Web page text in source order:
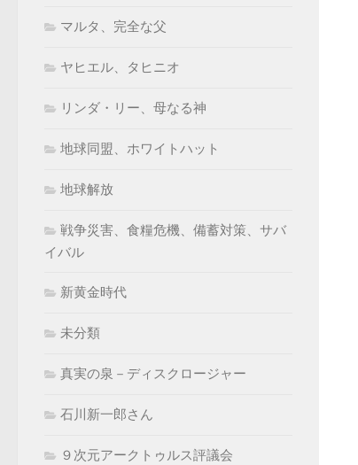
マルタ、完全な父
ヤヒエル、タヒニオ
リンダ・リー、母なる神
地球同盟、ホワイトハット
地球解放
戦争災害、食糧危機、備蓄対策、サバ
イバル
新黄金時代
未分類
真実の泉－ディスクロージャー
石川新一郎さん
９次元アークトゥルス評議会